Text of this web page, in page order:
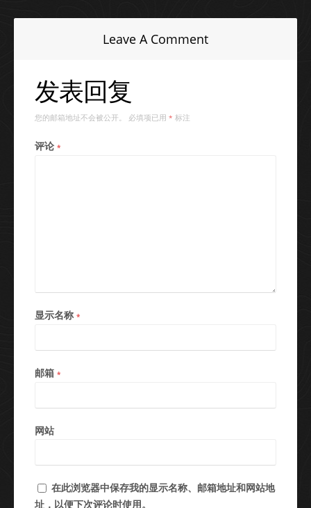
Leave A Comment
发表回复
您的邮箱地址不会被公开。 必填项已用 * 标注
评论 *
显示名称 *
邮箱 *
网站
在此浏览器中保存我的显示名称、邮箱地址和网站地
址，以便下次评论时使用。